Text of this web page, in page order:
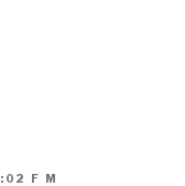
F M